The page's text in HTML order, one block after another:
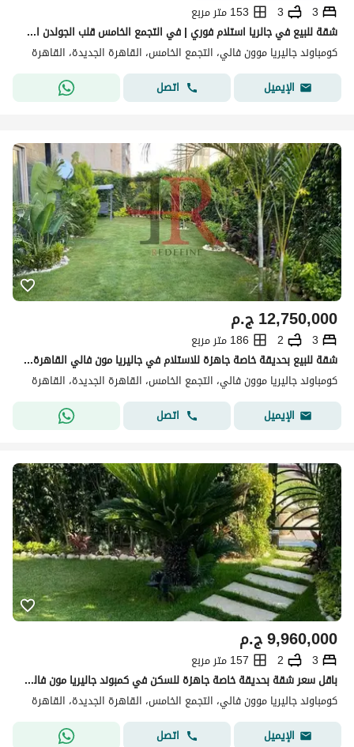
3
3
153 متر مربع
شقة للبيع في جالريا استلام فوري | في التجمع الخامس قلب الجولدن اسكوير | Galleria Moon Valley | موقع مميز بالقرب من ميفيدا و هايد بارك
كومباوند جاليريا موون فالي، التجمع الخامس، القاهرة الجديدة، القاهرة
الإيميل
اتصل
ج.م12,750,000
3
2
186 متر مربع
شقة للبيع بحديقة خاصة جاهزة للاستلام في جاليريا مون فالي القاهرة الجديدة.
كومباوند جاليريا موون فالي، التجمع الخامس، القاهرة الجديدة، القاهرة
الإيميل
اتصل
ج.م9,960,000
3
2
157 متر مربع
باقل سعر شقة بحديقة خاصة جاهزة للسكن في كمبوند جاليريا مون فالي التجمع - القاهرة الجديدة
كومباوند جاليريا موون فالي، التجمع الخامس، القاهرة الجديدة، القاهرة
الإيميل
اتصل